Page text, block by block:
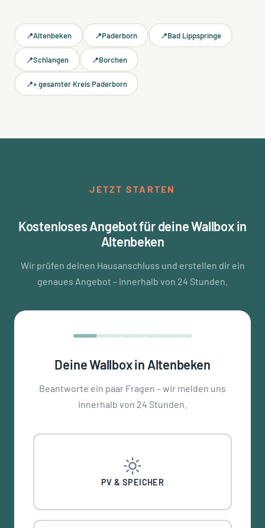
Altenbeken Paderborn Bad Lippspringe
Schlangen Borchen
+ gesamter Kreis Paderborn
JETZT STARTEN
Kostenloses Angebot für deine Wallbox in
Altenbeken
Wir prüfen deinen Hausanschluss und erstellen dir ein
genaues Angebot – innerhalb von 24 Stunden.
Deine Wallbox in Altenbeken
Beantworte ein paar Fragen – wir melden uns
innerhalb von 24 Stunden.
PV & SPEICHER